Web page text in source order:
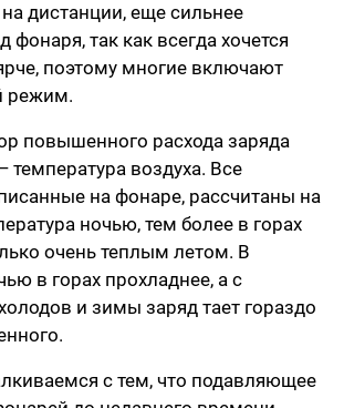
дистанции, еще сильнее
фонаря, так как всегда хочется
поэтому многие включают
режим.
повышенного расхода заряда
температура воздуха. Все
на фонаре, рассчитаны на
ночью, тем более в горах
очень теплым летом. В
в горах прохладнее, а с
и зимы заряд тает гораздо
с тем, что подавляющее